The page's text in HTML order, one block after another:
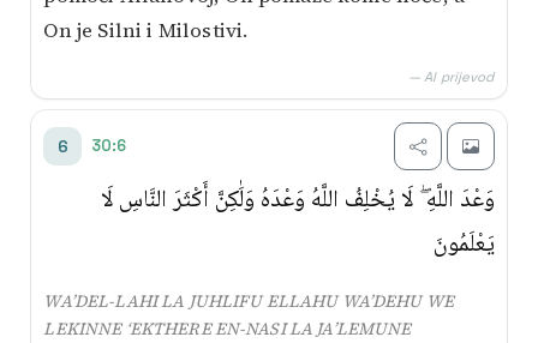
On je Silni i Milostivi.
— AI prijevod
6 30:6
وَعْدَ اللَّهِ ۖ لَا يُخْلِفُ اللَّهُ وَعْدَهُ وَلَٰكِنَّ أَكْثَرَ النَّاسِ لَا
يَعْلَمُونَ
WA’DEL-LAHI LA JUHLIFU ELLAHU WA’DEHU WE
LEKINNE ‘EKTHERE EN-NASI LA JA’LEMUNE